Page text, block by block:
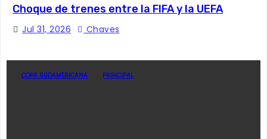
Choque de trenes entre la FIFA y la UEFA
Jul 31, 2026 Chaves
COPA SUDAMERICANA PRINCIPAL